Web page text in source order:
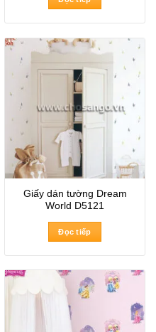
Giấy dán tường Dream
World D5121
Đọc tiếp